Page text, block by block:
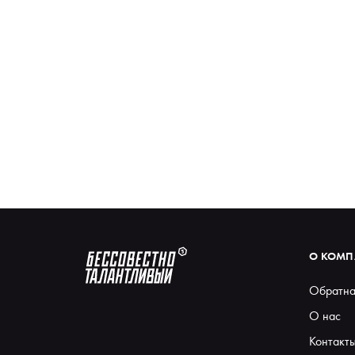
О
О нас